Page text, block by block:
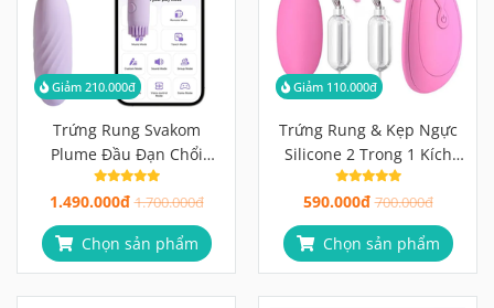
Giảm 210.000đ
Trứng Rung Svakom
Plume Đầu Đạn Chổi
Silicon Fluttering, App
KooSync Không Giới Hạn
Khoảng Cách
1.490.000đ 1.700.000đ
Chọn sản phẩm
Giảm 110.000đ
Trứng Rung & Kẹp Ngực
Silicone 2 Trong 1 Kích
Thích Đa Điểm, Chỉ Với
Một Nút Bấm
590.000đ 700.000đ
Chọn sản phẩm